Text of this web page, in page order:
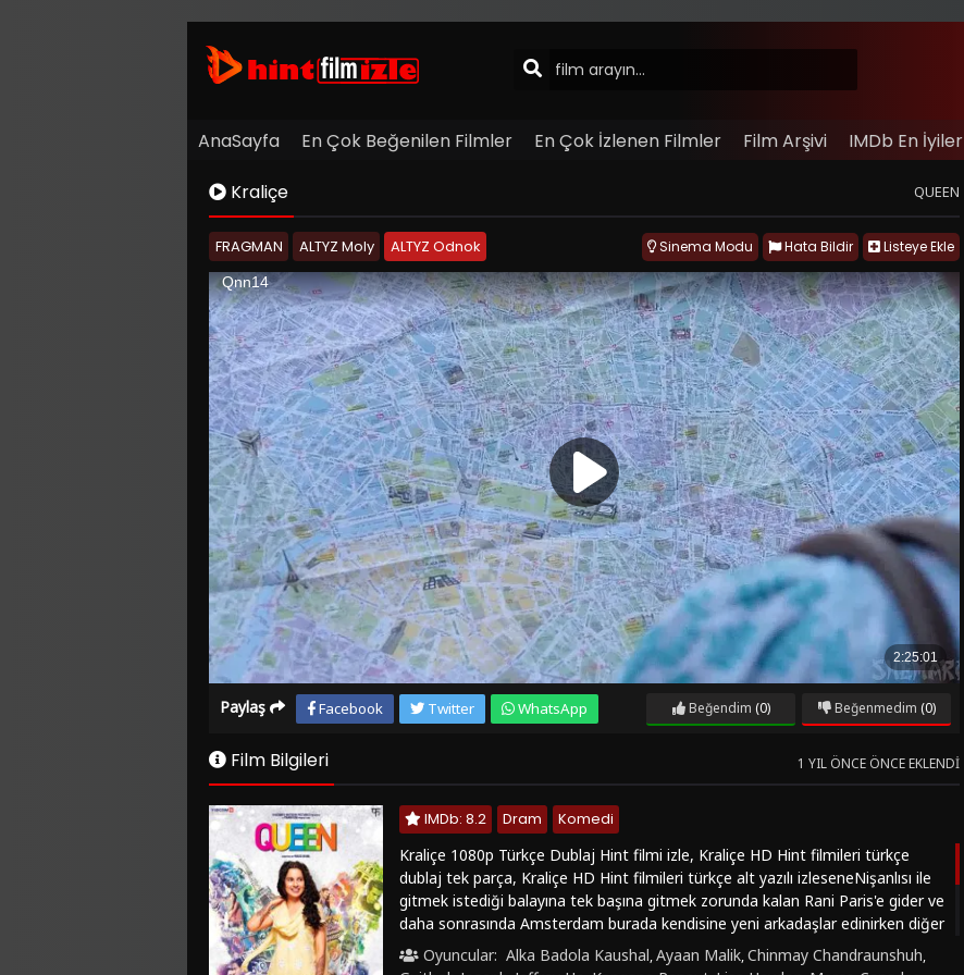
AnaSayfa En Çok Beğenilen Filmler En Çok İzlenen Filmler Film Arşivi IMDb En İyiler
Kraliçe QUEEN
FRAGMAN ALTYZ Moly ALTYZ Odnok Listeye Ekle
Hata Bildir
Sinema Modu
Paylaş Facebook Twitter WhatsApp Beğendim (0) Beğenmedim (0)
Film Bilgileri 1 YIL ÖNCE ÖNCE EKLENDI
IMDb: 8.2 Dram
Komedi
Kraliçe 1080p Türkçe Dublaj Hint filmi izle, Kraliçe HD Hint filmileri türkçe
dublaj tek parça, Kraliçe HD Hint filmileri türkçe alt yazılı izleseneNişanlısı ile
gitmek istediği balayına tek başına gitmek zorunda kalan Rani Paris'e gider ve
daha sonrasında Amsterdam burada kendisine yeni arkadaşlar edinirken diğer
taraftan nişanlısı onun yanına gelmek haber gönderir. Fakat geçmişin verdiği
sinirle bunu kabul etmeyen Rani ülkesine geri döndüğünde ise evlilik planı
Oyuncular: Alka Badola Kaushal,Ayaan Malik,Chinmay Chandraunshuh,